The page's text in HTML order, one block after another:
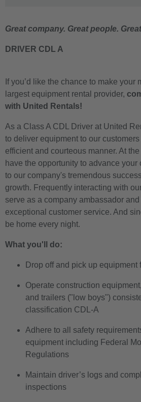
Great company. Great people.
DRIVER CDL A
If you’d like the chance to make your
largest equipment rental provider,
with United Rentals!
As a Class A CDL Driver at United
to deliver equipment to our
efficient and courteous manner. At the
have the opportunity to advance your
to our company's tremendous
growth. Frequently interacting with
serve as a company ambassador
exceptional customer service. And
be home every night.
What you'll do:
Drop off and pick up equipment
Operate construction
and trailers ("low boys")
classification CDL-A
Adhere to all safety
equipment including Federal
Regulations
Maintain driver’s logs and
inspections